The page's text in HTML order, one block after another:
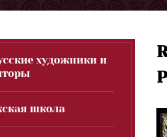
художники и
школа